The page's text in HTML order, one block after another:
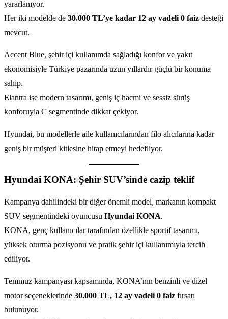
yararlanıyor.
Her iki modelde de 30.000 TL’ye kadar 12 ay vadeli 0 faiz desteği
mevcut.
Accent Blue, şehir içi kullanımda sağladığı konfor ve yakıt
ekonomisiyle Türkiye pazarında uzun yıllardır güçlü bir konuma
sahip.
Elantra ise modern tasarımı, geniş iç hacmi ve sessiz sürüş
konforuyla C segmentinde dikkat çekiyor.
Hyundai, bu modellerle aile kullanıcılarından filo alıcılarına kadar
geniş bir müşteri kitlesine hitap etmeyi hedefliyor.
Hyundai KONA: Şehir SUV’sinde cazip teklif
Kampanya dahilindeki bir diğer önemli model, markanın kompakt
SUV segmentindeki oyuncusu Hyundai KONA.
KONA, genç kullanıcılar tarafından özellikle sportif tasarımı,
yüksek oturma pozisyonu ve pratik şehir içi kullanımıyla tercih
ediliyor.
Temmuz kampanyası kapsamında, KONA’nın benzinli ve dizel
motor seçeneklerinde 30.000 TL, 12 ay vadeli 0 faiz fırsatı
bulunuyor.